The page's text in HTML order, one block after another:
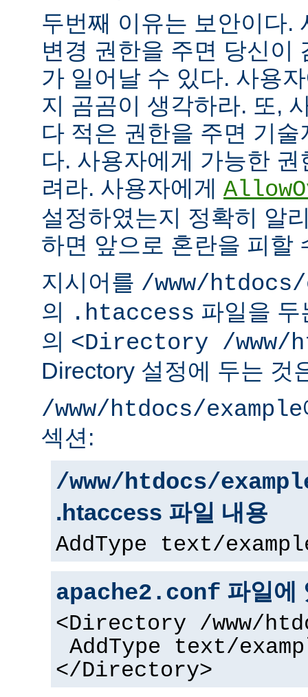
두번째 이유는 보안이다.
변경 권한을 주면 당신이
가 일어날 수 있다. 사용
지 곰곰이 생각하라. 또,
다 적은 권한을 주면 기
다. 사용자에게 가능한
려라. 사용자에게
설정하였는지 정확히 알
하면 앞으로 혼란을 피할
지시어를 /www/
의
.htaccess 파일을
의 <Directory /www/
Directory 설정에 두는 것
/www/htdocs/example
섹션:
/www/htdocs/
.htaccess 파일 내용
AddType text/
apache2.conf 파일에
<Directory /www/
AddType text/
</Directory>